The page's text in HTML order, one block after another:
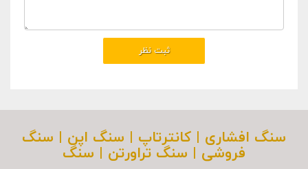
سنگ افشاری | کانترتاپ | سنگ اپن | سنگ
فروشی | سنگ تراورتن | سنگ